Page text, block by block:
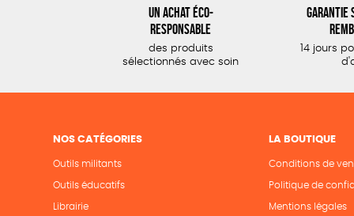
Un achat éco-
responsable
des produits
sélectionnés avec soin
Garantie
14 jours
NOS CATÉGORIES
Outils militants
Outils éducatifs
Librairie
LA BOUTIQUE
Conditions de
Politique de
Mentions légales